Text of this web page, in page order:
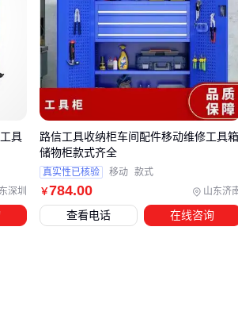
酸保留率。普通编织袋易受潮结块，建
料储存桶
，其PE材质能阻隔紫外线且耐
：
剂同仓储存
身承重标识
条是否老化
程中的蛋氨酸损耗？
境敏感，操作时需特别注意粉尘控制。
浪费，其中的蛋白质微粒在高温环境下
，导致蛋氨酸利用率下降。投料口安装局
深圳
具
￥784.00 山东济
路信工具收纳柜车间配件移动维修工具
储物柜款式齐全
真实性已核验 移动 款式
查看电话 在线咨询